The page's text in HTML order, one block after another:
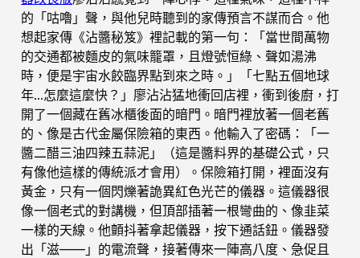
的「咕嚕」聲，與他兒時聽到的家傳預言不謀而合。他
想起家傳《沾醬秘笈》裡記載的第一句：「當世間萬物
的交通都被麵皮的氣味籠罩，且燈號恒綠、聲如湯沸
時，便是宇宙水餃臨界點到來之時。」「七點五個地球
年…怎麼這麼快？」廖沾沾猛地衝回店裡，衝到後廚，打
開了一個藏在舊冰櫃後面的暗門。暗門裡放著一個老舊
的、像是古代金屬保險箱的東西。他輸入了密碼：「一
醬二醋三油四辣五蒜泥」（這是醬料界的基礎公式，只
有像他這樣的傳統派才會用）。保險箱打開，裡面沒有
黃金，只有一個閃爍著詭異紅色光芒的儀器。這儀器很
像一個老式的對講機，但頂部插著一根彎曲的、像韭菜
一樣的天線。他顫抖著拿起儀器，按下通話鈕。儀器發
出「滋——」的電流聲，接著傳來一陣高八度、急促且